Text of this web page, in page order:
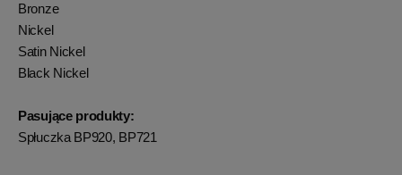
Bronze
Nickel
Satin Nickel
Black Nickel
Pasujące produkty:
Spłuczka BP920, BP721